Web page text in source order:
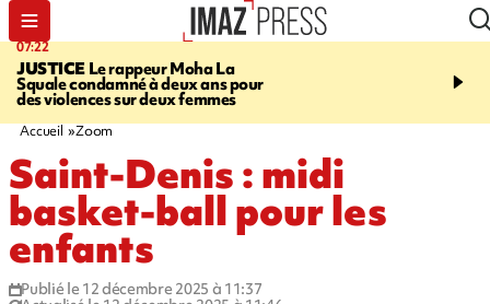
07:22
JUSTICE Le rappeur Moha La
Squale condamné à deux ans pour
des violences sur deux femmes
10:46
décède en juillet, 18
Accueil Zoom
Saint-Denis : midi
basket-ball pour les
enfants
Publié le 12 décembre 2025 à 11:37